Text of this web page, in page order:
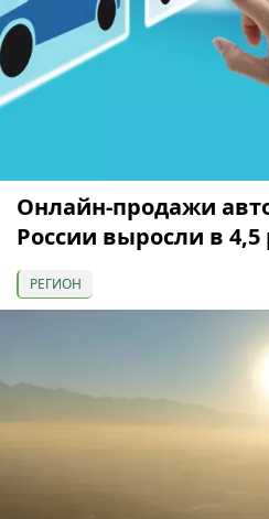
Онлайн-продажи
России выросли в 4,5
РЕГИОН